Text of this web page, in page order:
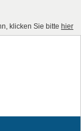
klicken Sie bitte hier